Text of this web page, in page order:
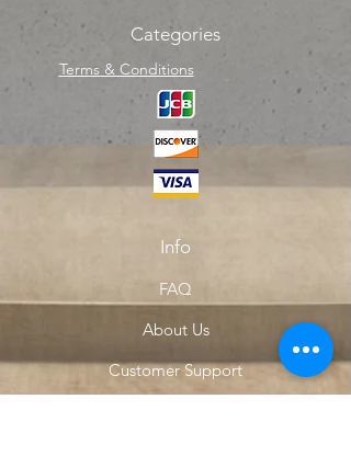
Categories
Terms & Conditions
Info
FAQ
About Us
Customer Support